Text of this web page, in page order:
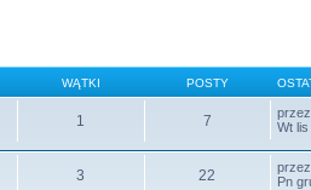
WĄTKI POSTY
1 7
Wt
3 22
Pn